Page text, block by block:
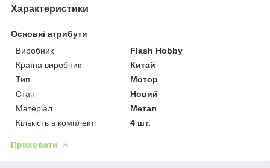
Характеристики
Основні атрибути
Виробник
Flash Hobby
Країна виробник
Китай
Тип
Мотор
Стан
Новий
Матеріал
Метал
Кількість в комплекті
4 шт.
Приховати